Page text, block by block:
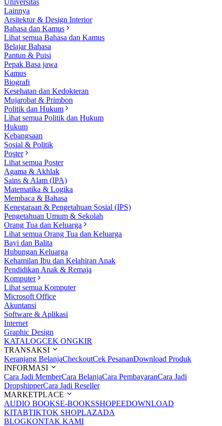
Universitas
Lainnya
Arsitektur & Design Interior
Bahasa dan Kamus
Lihat semua Bahasa dan Kamus
Belajar Bahasa
Pantun & Puisi
Pepak Basa jawa
Kamus
Biografi
Kesehatan dan Kedokteran
Mujarobat & Primbon
Politik dan Hukum
Lihat semua Politik dan Hukum
Hukum
Kebangsaan
Sosial & Politik
Poster
Lihat semua Poster
Agama & Akhlak
Sains & Alam (IPA)
Matematika & Logika
Membaca & Bahasa
Kenegaraan & Pengetahuan Sosial (IPS)
Pengetahuan Umum & Sekolah
Orang Tua dan Keluarga
Lihat semua Orang Tua dan Keluarga
Bayi dan Balita
Hubungan Keluarga
Kehamilan Ibu dan Kelahiran Anak
Pendidikan Anak & Remaja
Komputer
Lihat semua Komputer
Microsoft Office
Akuntansi
Software & Aplikasi
Internet
Graphic Design
KATALOGCEK ONGKIR
TRANSAKSI
Keranjang BelanjaCheckoutCek PesananDownload Produk
INFORMASI
Cara Jadi MemberCara BelanjaCara PembayaranCara Jadi
DropshipperCara Jadi Reseller
MARKETPLACE
AUDIO BOOKSE-BOOKSSHOPEEDOWNLOAD
KITABTIKTOK SHOPLAZADA
BLOGKONTAK KAMI